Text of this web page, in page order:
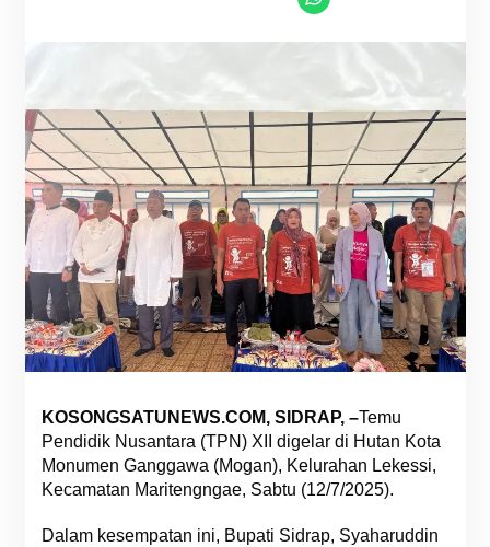
KOSONGSATUNEWS.COM, SIDRAP, –Temu
Pendidik Nusantara (TPN) XII digelar di Hutan Kota
Monumen Ganggawa (Mogan), Kelurahan Lekessi,
Kecamatan Maritengngae, Sabtu (12/7/2025).
Dalam kesempatan ini, Bupati Sidrap, Syaharuddin